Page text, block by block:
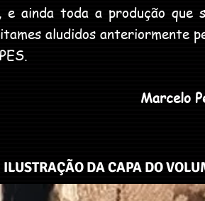
e ainda toda a produção
aludidos anteriormente
Marcelo
ILUSTRAÇÃO DA CAPA DO